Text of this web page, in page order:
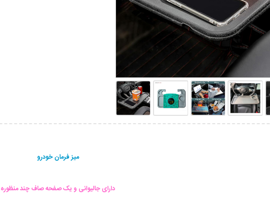
میز فرمان خودرو
دارای جالیوانی و یک صفحه صاف چند منظوره